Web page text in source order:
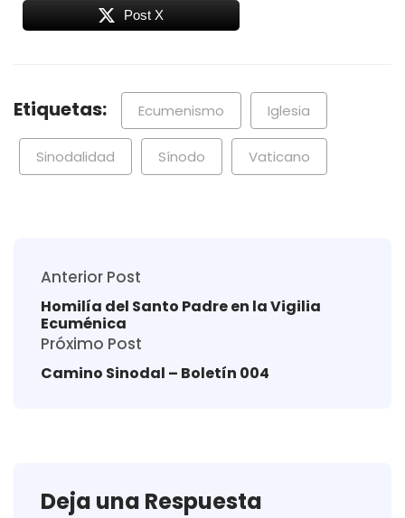
Post X
Etiquetas: Ecumenismo Iglesia
Sinodalidad Sínodo Vaticano
Anterior Post
Homilía del Santo Padre en la Vigilia
Ecuménica
Próximo Post
Camino Sinodal – Boletín 004
Deja una Respuesta